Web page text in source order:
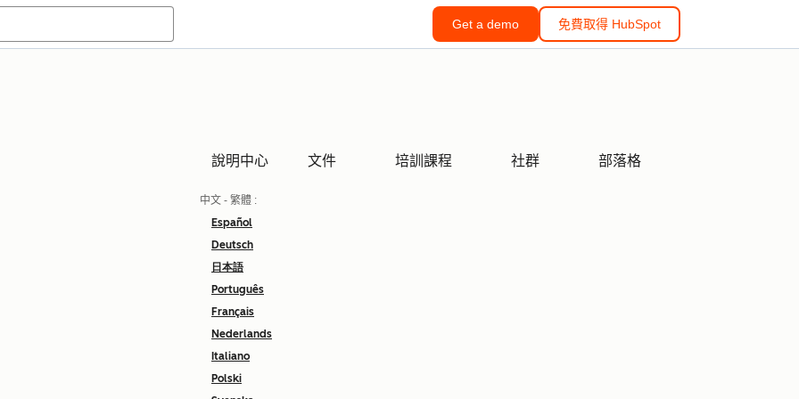
Get a demo 免費取得 HubSpot
說明中心 文件 培訓課程 社群 部落格
中文 - 繁體 :
Español
Deutsch
日本語
Português
Français
Nederlands
Italiano
Polski